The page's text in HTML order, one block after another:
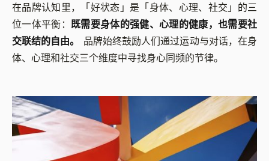
在品牌认知里，「好状态」是「身体、心理、社交」的三
位一体平衡： 既需要身体的强健、心理的健康，也需要社
交联结的自由。
品牌始终鼓励人们通过运动与对话，在身
体、心理和社交三个维度中寻找身心同频的节律。